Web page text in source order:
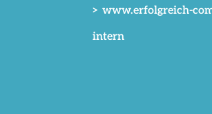
> www.erfolgreich-
intern